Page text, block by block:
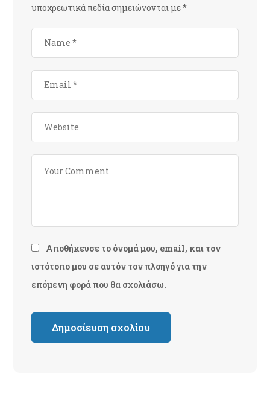
υποχρεωτικά πεδία σημειώνονται με*
Αποθήκευσε το όνομά μου, email, και τον
ιστότοπο μου σε αυτόν τον πλοηγό για την
επόμενη φορά που θα σχολιάσω.